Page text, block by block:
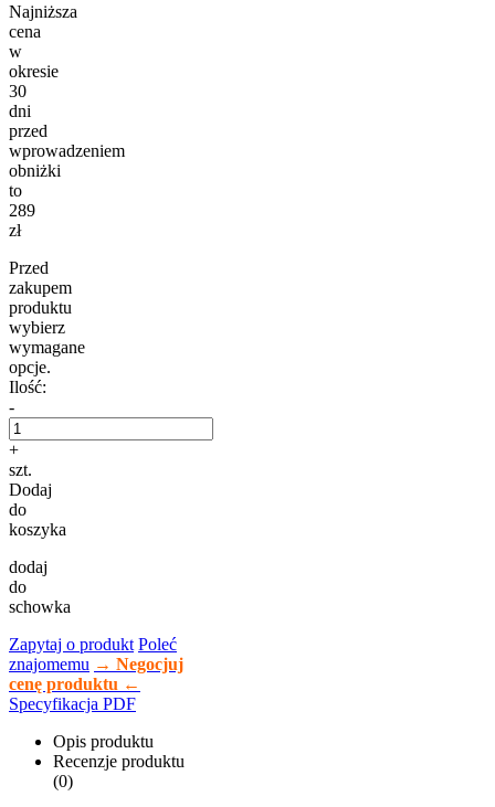
Najniższa
cena
w
okresie
30
dni
przed
wprowadzeniem
obniżki
to
289
zł
Przed
zakupem
produktu
wybierz
wymagane
opcje.
Ilość:
-
+
szt.
Dodaj
do
koszyka
dodaj
do
schowka
Zapytaj o produkt Poleć
znajomemu → Negocjuj
cenę produktu ←
Specyfikacja PDF
Opis produktu
Recenzje produktu
(0)